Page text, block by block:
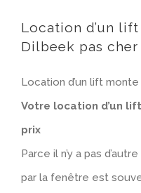
Location d’un
Dilbeek pas cher
Location d’un lift
Votre location d’un
prix
Parce il n’y a pas
par la fenêtre est